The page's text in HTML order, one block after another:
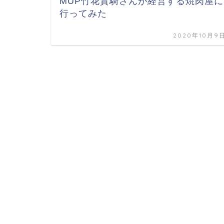
行ってみた
2020年10月9